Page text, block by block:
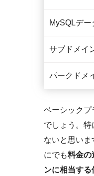
MySQLデー
サブドメイ
パークドメ
ベーシックプ
でしょう。
ないと思い
にでも料金の
ンに相当する